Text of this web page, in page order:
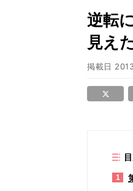
逆転
見え
掲載日
1